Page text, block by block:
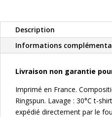
la
pêche
Description
Informations
Livraison non garantie
Imprimé en France.
Ringspun. Lavage : 30°C t-
expédié directement par le